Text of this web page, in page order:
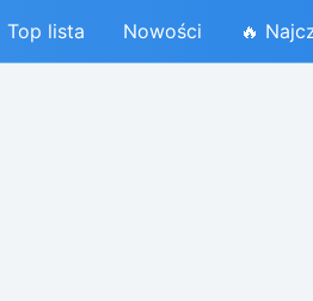
Top lista Nowości 🔥